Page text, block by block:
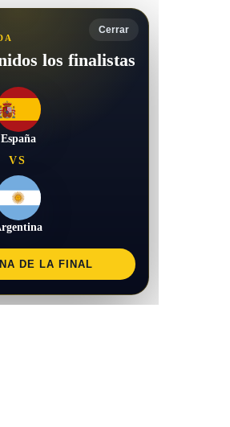
Cerrar
los finalistas
España
VS
DE LA FINAL